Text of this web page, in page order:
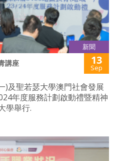
新聞
講座 13
Sep
)及聖若瑟大學澳門社會發展
年度服務計劃啟動禮暨精神
學舉行.